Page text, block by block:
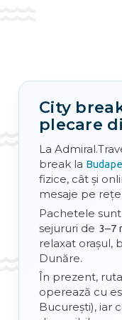
număr, dar
se organizează
spațioase
popularitate
exemplu, casa
trucuri
muzeul de
Există și multe
pentru
Matthias
–
și stil
Budapesta
cunoscut parc
Varosliget,
City
plecare
La
break la
fizice, cât și
mesaje pe
Pachetele
sejururi de 3–7
relaxat orașul,
Dunăre.
În prezent,
operează cu
București), iar